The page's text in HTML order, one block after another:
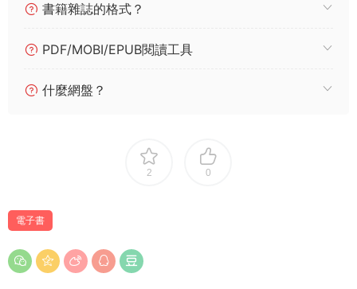
書籍雜誌的格式？
PDF/MOBI/EPUB閱讀工具
什麼網盤？
2 0
電子書